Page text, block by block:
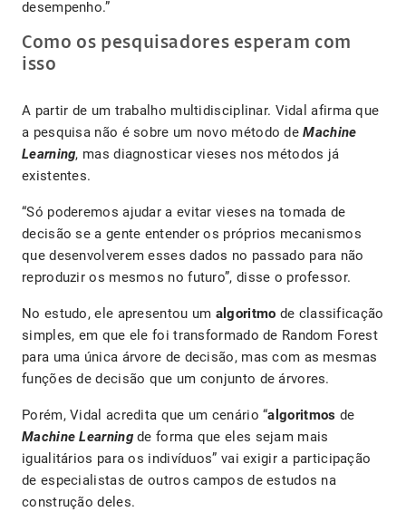
desempenho.”
Como os pesquisadores esperam com
isso
A partir de um trabalho multidisciplinar. Vidal afirma que
a pesquisa não é sobre um novo método deMachine
Learning, mas diagnosticar vieses nos métodos já
existentes.
“Só poderemos ajudar a evitar vieses na tomada de
decisão se a gente entender os próprios mecanismos
que desenvolverem esses dados no passado para não
reproduzir os mesmos no futuro”, disse o professor.
No estudo, ele apresentou um algoritmo de classificação
simples, em que ele foi transformado de Random Forest
para uma única árvore de decisão, mas com as mesmas
funções de decisão que um conjunto de árvores.
Porém, Vidal acredita que um cenário “algoritmos de
Machine Learningde forma que eles sejam mais
igualitários para os indivíduos” vai exigir a participação
de especialistas de outros campos de estudos na
construção deles.